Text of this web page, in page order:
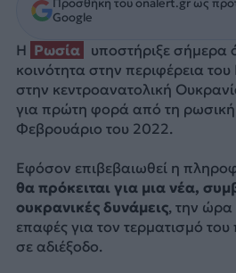
Google
Η Ρωσία
υποστήριξε σήμερα
κοινότητα στην περιφέρεια
στην κεντροανατολική
για πρώτη φορά από τη ρωσική
Φεβρουάριο του 2022.
Εφόσον επιβεβαιωθεί η
θα πρόκειται για μια νέα,
ουκρανικές δυνάμεις, την ώρα
επαφές για τον τερματισμό
σε αδιέξοδο.